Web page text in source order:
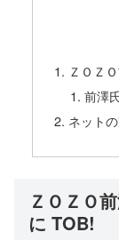
ＺＯＺ
前澤
ネット
ＺＯＺＯ
に TOB!